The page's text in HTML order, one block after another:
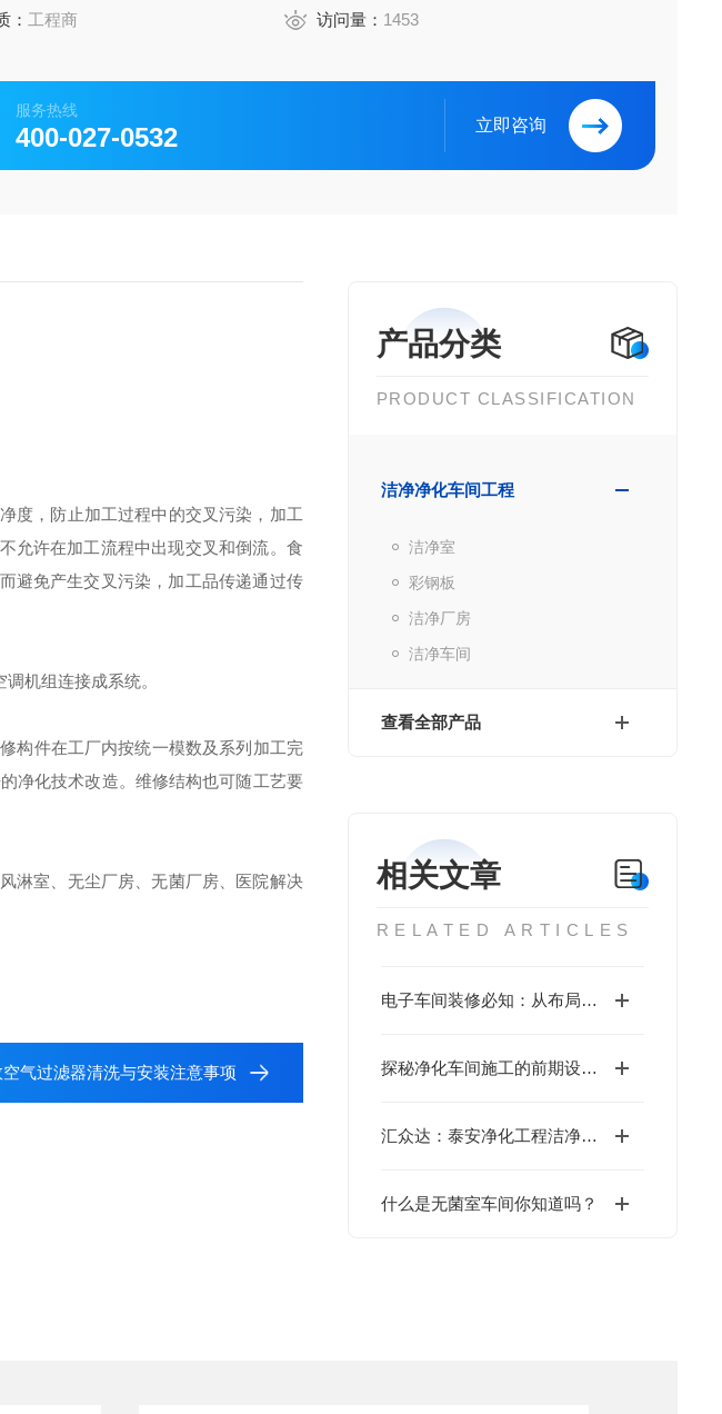
： 工程商 访问量： 1453
服务热线
400-027-0532 立即咨询
产品分类
PRODUCT CLASSIFICATION
洁净净化车间工程
洁净室
彩钢板
洁净厂房
洁净车间
查看全部产品
相关文章
RELATED ARTICLES
电子车间装修必知：从布局规划到材料选择全解析
探秘净化车间施工的前期设计要点
汇众达：泰安净化工程洁净环境创造者
什么是无菌室车间你知道吗？
度，防止加工过程中的交叉污染， 加工
允许在加工流程中出现交叉和倒流。食
避免产生交叉污染，加工品传递通过传
机组连接成系统。
构件在工厂内按统一模数及系列加工完
净化技术改造。维修结构也可随工艺要
淋室、无尘厂房、无菌厂房、医院解决
气过滤器清洗与安装注意事项